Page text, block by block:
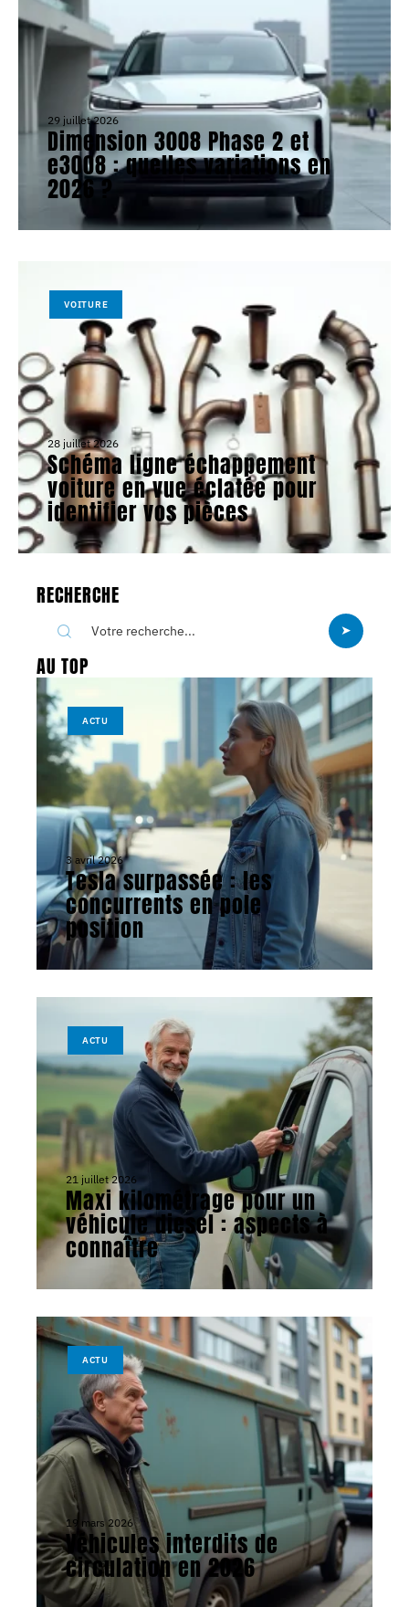
29 juillet 2026
Dimension 3008 Phase 2 et
e3008 : quelles variations en
2026 ?
VOITURE
28 juillet 2026
Schéma ligne échappement
voiture en vue éclatée pour
identifier vos pièces
RECHERCHE
AU TOP
ACTU
3 avril 2026
Tesla surpassée : les
concurrents en pole
position
ACTU
21 juillet 2026
Maxi kilométrage pour un
véhicule diesel : aspects à
connaître
ACTU
19 mars 2026
Véhicules interdits de
circulation en 2026